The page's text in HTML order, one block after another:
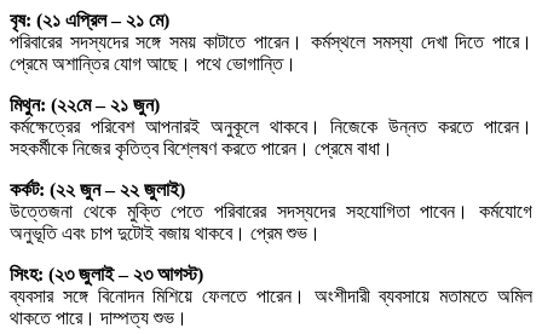
বৃষ: (২১ এপ্রিল – ২১ মে)
পরিবারের সদস্যদের সঙ্গে সময় কাটাতে পারেন। কর্মস্থলে সমস্যা দেখা দিতে পারে।
প্রেমে অশান্তির যোগ আছে। পথে ভোগান্তি।
মিথুন: (২২মে – ২১ জুন)
কর্মক্ষেত্রের পরিবেশ আপনারই অনুকূলে থাকবে। নিজেকে উন্নত করতে পারেন।
সহকর্মীকে নিজের কৃতিত্ব বিশ্লেষণ করতে পারেন। প্রেমে বাধা।
কর্কট: (২২ জুন – ২২ জুলাই)
উত্তেজনা থেকে মুক্তি পেতে পরিবারের সদস্যদের সহযোগিতা পাবেন। কর্মযোগে
অনুভূতি এবং চাপ দুটোই বজায় থাকবে। প্রেম শুভ।
সিংহ: (২৩ জুলাই – ২৩ আগস্ট)
ব্যবসার সঙ্গে বিনোদন মিশিয়ে ফেলতে পারেন। অংশীদারী ব্যবসায়ে মতামতে অমিল
থাকতে পারে। দাম্পত্য শুভ।